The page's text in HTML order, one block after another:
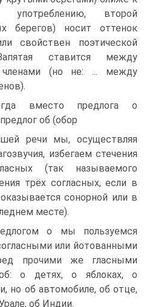
употреблению, второй
берегов) носит оттенок
свойствен поэтической
ставится между
членами (но не: ... между
вместо предлога о
об (обор
речи мы, осуществляя
избегаем стечения
(так называемого
трёх согласных, если в
сонорной или в
месте).
о мы пользуемся
или йотованными
прочими же гласными
о детях, о яблоках, о
но об автомобиле, об отце,
об Индии.